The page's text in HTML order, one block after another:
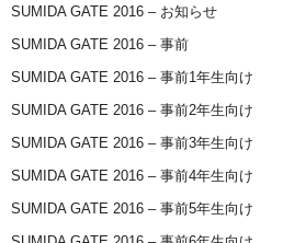
SUMIDA GATE 2016 – お知らせ
SUMIDA GATE 2016 – 事前
SUMIDA GATE 2016 – 事前1年生向け
SUMIDA GATE 2016 – 事前2年生向け
SUMIDA GATE 2016 – 事前3年生向け
SUMIDA GATE 2016 – 事前4年生向け
SUMIDA GATE 2016 – 事前5年生向け